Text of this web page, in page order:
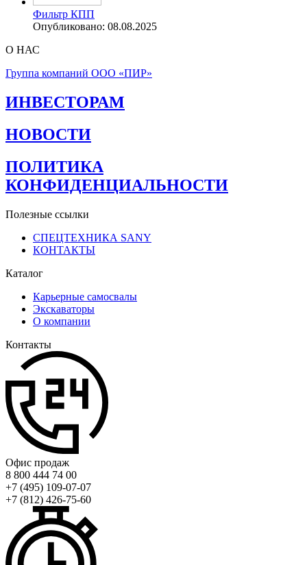
Фильтр КПП
Опубликовано: 08.08.2025
О НАС
Группа компаний ООО «ПИР»
ИНВЕСТОРАМ
НОВОСТИ
ПОЛИТИКА
КОНФИДЕНЦИАЛЬНОСТИ
Полезные ссылки
СПЕЦТЕХНИКА SANY
КОНТАКТЫ
Каталог
Карьерные самосвалы
Экскавaторы
О компании
Контакты
Офис продаж
8 800 444 74 00
+7 (495) 109-07-07
+7 (812) 426-75-60